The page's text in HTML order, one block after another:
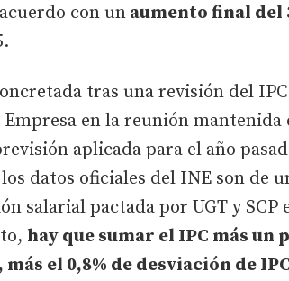
con un aumento final del
tras una revisión del
en la reunión mantenida
aplicada para el año
datos oficiales del INE son de
salarial pactada por UGT y SCP
hay que sumar el IPC más un
el 0,8% de desviación de